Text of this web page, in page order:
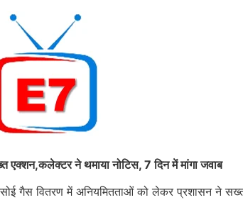
एक्शन,कलेक्टर ने थमाया नोटिस, 7 दिन में मांगा जवाब
गैस वितरण में अनियमितताओं को लेकर प्रशासन ने